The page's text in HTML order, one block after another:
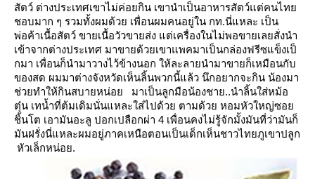
สัตว์ ต่างประเทศเขาไม่ค่อยกิน เขานำเป็นอาหารสัตว์แต่คนไท
ชอบมาก ๆ รวมทั้งผมด้ว เพื่อนผมคนอยู่ใน กท.นี่แหละ เป็น
พ่อค้าเนื้อสัตว์ ขายเนื้อวัวขายส่ง แต่เครื่องในไม่พอขายเลยสั่งนำ
เข้าจากต่างประเทศ มาขายด้วยเขาแพคมาเป็นกล่องฟรีซแข็งเป็
กมา เพื่อนก็นำมาวางไว้ข้างนอก ให้ละลายนำมาขายก็เหมือนกับ
ของสด ผมมาต่างจังหวัดเห็นลิ้นพวกนี้แล้ว นึกอยากจะกิน น้องมา
ช่วยทำให้กินสบายหน่อ
มาเป็นลูกมือน้องชาย..นำลิ้นใส่หม้อ
ตุ๋น เทน้ำที่ต้มเดิมนั่นแหละใส่ไปด้วย ตามด้วย หอมหัวใหญ่ซอ
ชิ้นโต เอามันอะลู ปอกเปลือกผ่า 4 เพื่อนคงไม่รู้จักมั้งมันที่ว่ามันก็
มันฝรั่งนี่แหละผมอยู่ภาคเหนือตอนเป็นเด็กเห็นชาวไทยภูเขาปลูก
หัวเล็กหน่อย.